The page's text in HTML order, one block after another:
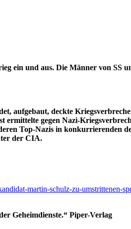
ein und aus. Die Männer von SS
aufgebaut, deckte
gegen Nazi-
Top-Nazis in konkurrierenden
der CIA.
martin-schulz-zu-umstrittenen-
Geheimdienste.“ Piper-Verlag